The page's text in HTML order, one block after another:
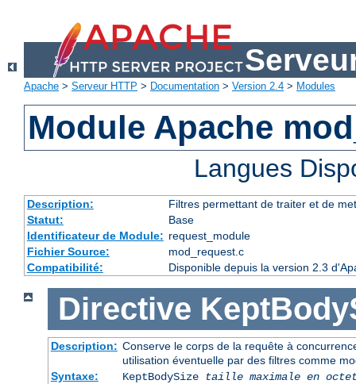
Apache > Serveur HTTP > Documentation > Version 2.4 > Modules
Module Apache
Langues
Description:
Filtres permettant de traiter et de
Statut:
Base
Identificateur de Module: request_module
Fichier Source:
mod_request.c
Compatibilité:
Disponible depuis la version 2.3
Directive
Description: Conserve le corps de la requête à
utilisation éventuelle par des filtres comme
Syntaxe:
KeptBodySize
taille maximale en